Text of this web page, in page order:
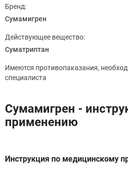
Бренд:
Сумамигрен
Действующее вещество:
Суматриптан
Имеются противопаказания,
специалиста
Сумамигрен -
применению
Инструкция по медицинскому